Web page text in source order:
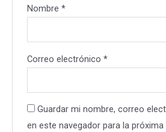
Nombre*
Correo electrónico*
Guardar mi nombre, correo
en este navegador para la próxima